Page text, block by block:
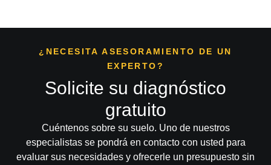
¿NECESITA ASESORAMIENTO DE UN
EXPERTO?
Solicite su diagnóstico
gratuito
Cuéntenos sobre su suelo. Uno de nuestros
especialistas se pondrá en contacto con usted para
evaluar sus necesidades y ofrecerle un presupuesto sin